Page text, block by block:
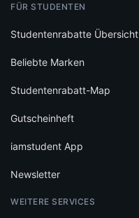
FÜR STUDENTEN
Studentenrabatte Übersicht
Beliebte Marken
Studentenrabatt-Map
Gutscheinheft
iamstudent App
Newsletter
WEITERE SERVICES